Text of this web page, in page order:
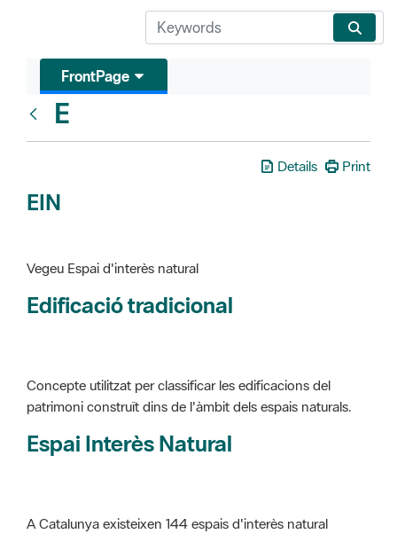
FrontPage
E
Details Print
EIN
Vegeu Espai d'interès natural
Edificació tradicional
Concepte utilitzat per classificar les edificacions del
patrimoni construït dins de l'àmbit dels espais naturals.
Espai Interès Natural
A Catalunya existeixen 144 espais d'interès natural